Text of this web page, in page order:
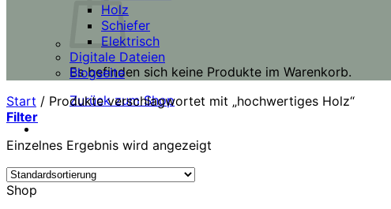
Es befinden sich keine Produkte im Warenkorb.
Zurück zum Shop
Holz
Schiefer
Elektrisch
Digitale Dateien
Blogseite
Start / Produkte verschlagwortet mit „hochwertiges Holz“
Filter
Einzelnes Ergebnis wird angezeigt
Shop